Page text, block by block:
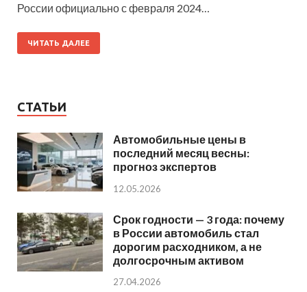
России официально с февраля 2024…
ЧИТАТЬ ДАЛЕЕ
СТАТЬИ
Автомобильные цены в
последний месяц весны:
прогноз экспертов
12.05.2026
Срок годности — 3 года: почему
в России автомобиль стал
дорогим расходником, а не
долгосрочным активом
27.04.2026